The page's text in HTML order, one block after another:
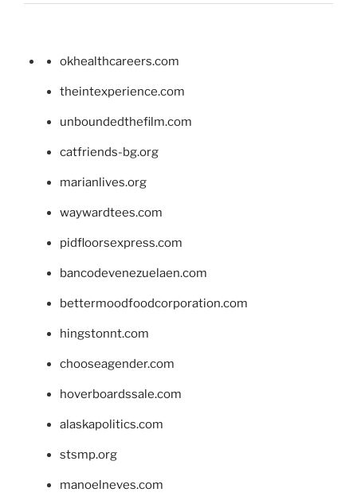
okhealthcareers.com
theintexperience.com
unboundedthefilm.com
catfriends-bg.org
marianlives.org
waywardtees.com
pidfloorsexpress.com
bancodevenezuelaen.com
bettermoodfoodcorporation.com
hingstonnt.com
chooseagender.com
hoverboardssale.com
alaskapolitics.com
stsmp.org
manoelneves.com